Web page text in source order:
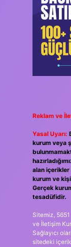
Reklam ve
Yasal Uyarı:
kurum veya
alan
kurum ve
Gerçek
tesadüfidir.
Sitemiz,
ve İletişim
Sağlayıcı
sitedeki